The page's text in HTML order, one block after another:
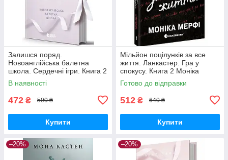
Залишся поряд.
Новоанглійська балетна
школа. Сердечні ігри. Книга 2
Савас Анна Readberry
В наявності
472 ₴ 590 ₴
Купити
Мільйон поцілунків за все
життя. Ланкастер. Гра у
спокусу. Книга 2 Моніка
Мерфі Readberry
Готово до відправки
512 ₴ 640 ₴
Купити
–20% –20%